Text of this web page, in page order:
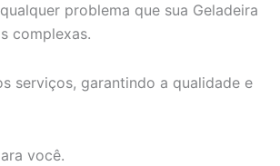
problema que sua Geladeira
complexas.
serviços, garantindo a qualidade e
você.